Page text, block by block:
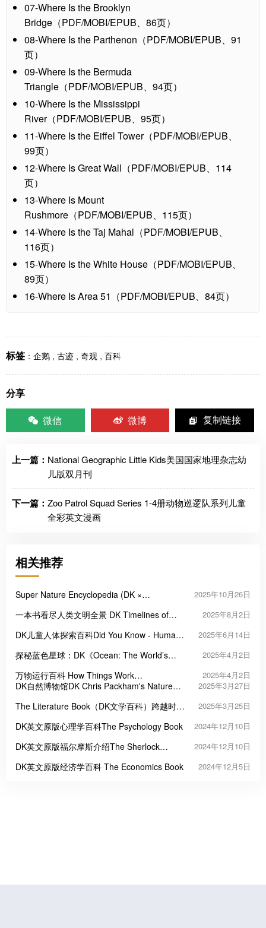
07-Where Is the Brooklyn
Bridge（PDF/MOBI/EPUB、86页）
08-Where Is the Parthenon（PDF/MOBI/EPUB、91
页）
09-Where Is the Bermuda
Triangle（PDF/MOBI/EPUB、94页）
10-Where Is the Mississippi
River（PDF/MOBI/EPUB、95页）
11-Where Is the Eiffel Tower（PDF/MOBI/EPUB、
99页）
12-Where Is Great Wall（PDF/MOBI/EPUB、114
页）
13-Where Is Mount
Rushmore（PDF/MOBI/EPUB、115页）
14-Where Is the Taj Mahal（PDF/MOBI/EPUB、
116页）
15-Where Is the White House（PDF/MOBI/EPUB、
89页）
16-Where Is Area 51（PDF/MOBI/EPUB、84页）
标签 ： 企鹅 , 古迹 , 奇观 , 百科
分享
微信
微博 复制链接
上一篇： National Geographic Little Kids美国国家地理杂志幼
儿版双月刊
下一篇： Zoo Patrol Squad Series 1-4册动物巡逻队系列儿童
全彩英文漫画
相关推荐
Super Nature Encyclopedia (DK ×
2025年10月26日
一本书看尽人类文明全景 DK Timelines of
2025年8月2日
DK儿童人体探索百科Did You Know - Human
2025年6月14日
探秘蓝色星球：DK《Ocean: The World’s
2025年4月2日
万物运行百科 How Things Work
Encyclopedia
2025年4月2日
DK自然博物馆DK Chris Packham's Nature
2025年3月27日
The Literature Book（DK文学百科）跨越时空
2025年3月25日
DK英文原版心理学百科The Psychology Book 2024年12月10日
DK英文原版福尔摩斯介绍The Sherlock
2024年12月10日
DK英文原版经济学百科 The Economics Book 2024年12月5日